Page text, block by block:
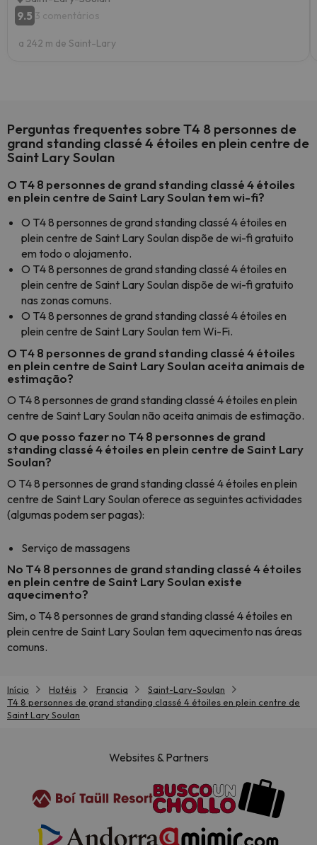
9.5 3 comentários
a 242 m de Saint-Lary
Perguntas frequentes sobre T4 8 personnes de
grand standing classé 4 étoiles en plein centre de
Saint Lary Soulan
O T4 8 personnes de grand standing classé 4 étoiles
en plein centre de Saint Lary Soulan tem wi-fi?
O T4 8 personnes de grand standing classé 4 étoiles en
plein centre de Saint Lary Soulan dispõe de wi-fi gratuito
em todo o alojamento.
O T4 8 personnes de grand standing classé 4 étoiles en
plein centre de Saint Lary Soulan dispõe de wi-fi gratuito
nas zonas comuns.
O T4 8 personnes de grand standing classé 4 étoiles en
plein centre de Saint Lary Soulan tem Wi-Fi.
O T4 8 personnes de grand standing classé 4 étoiles
en plein centre de Saint Lary Soulan aceita animais de
estimação?
O T4 8 personnes de grand standing classé 4 étoiles en plein
centre de Saint Lary Soulan não aceita animais de estimação.
O que posso fazer no T4 8 personnes de grand
standing classé 4 étoiles en plein centre de Saint Lary
Soulan?
O T4 8 personnes de grand standing classé 4 étoiles en plein
centre de Saint Lary Soulan oferece as seguintes actividades
(algumas podem ser pagas):
Serviço de massagens
No T4 8 personnes de grand standing classé 4 étoiles
en plein centre de Saint Lary Soulan existe
aquecimento?
Sim, o T4 8 personnes de grand standing classé 4 étoiles en
plein centre de Saint Lary Soulan tem aquecimento nas áreas
comuns.
Início Hotéis Francia
Saint-Lary-Soulan
T4 8 personnes de grand standing classé 4 étoiles en plein centre de
Saint Lary Soulan
Websites & Partners